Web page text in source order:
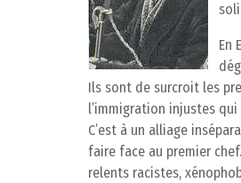
En
Ils sont de surcroit les
l’immigration injustes
C’est à un alliage
faire face au premier
relents racistes,